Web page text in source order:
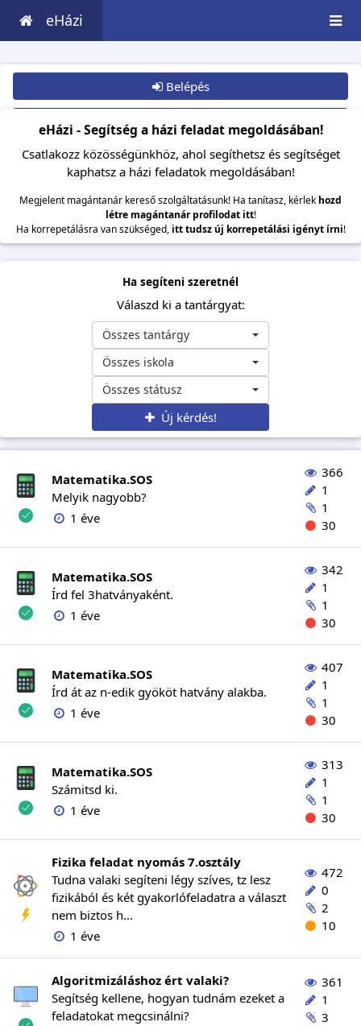
eHázi
Belépés
Csatlakozom
eHázi - Segítség a házi feladat megoldásában!
Csatlakozz közösségünkhöz, ahol segíthetsz és segítséget
kaphatsz a házi feladatok megoldásában!
Megjelent magántanár kereső szolgáltatásunk! Ha tanítasz, kérlek hozd
létre magántanár profilodat itt!
Ha korrepetálásra van szükséged, itt tudsz új korrepetálási igényt írni!
Ha segíteni szeretnél
Válaszd ki a tantárgyat:
Összes tantárgy
Összes iskola
Összes státusz
Új kérdés!
Matematika.SOS
Melyik nagyobb?
1 éve
366
1
1
30
Matematika.SOS
Írd fel 3hatványaként.
1 éve
342
1
1
30
Matematika.SOS
Írd át az n-edik gyököt hatvány alakba.
1 éve
407
1
1
30
Matematika.SOS
Számitsd ki.
1 éve
313
1
1
30
Fizika feladat nyomás 7.osztály
Tudna valaki segíteni légy szíves, tz lesz
fizikából és két gyakorlófeladatra a választ
nem biztos h...
1 éve
472
0
2
10
Algoritmizáláshoz ért valaki?
Segítség kellene, hogyan tudnám ezeket a
feladatokat megcsinálni?
361
1
3